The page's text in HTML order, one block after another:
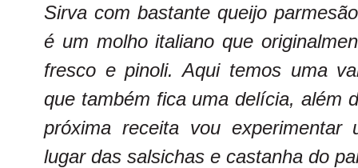
Sirva com bastante queijo
é um molho italiano que
fresco e pinoli. Aqui temos uma
que também fica uma delícia, além
próxima receita vou
lugar das salsichas e castanha do